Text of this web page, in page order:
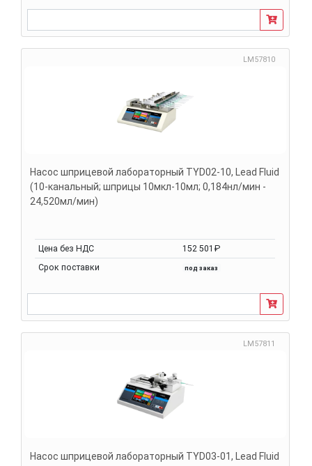
LM57810
Насос шприцевой лабораторный TYD02-10, Lead Fluid
(10-канальный; шприцы 10мкл-10мл; 0,184нл/мин -
24,520мл/мин)
Цена без НДС
152 501₽
Срок поставки
под заказ
LM57811
Насос шприцевой лабораторный TYD03-01, Lead Fluid